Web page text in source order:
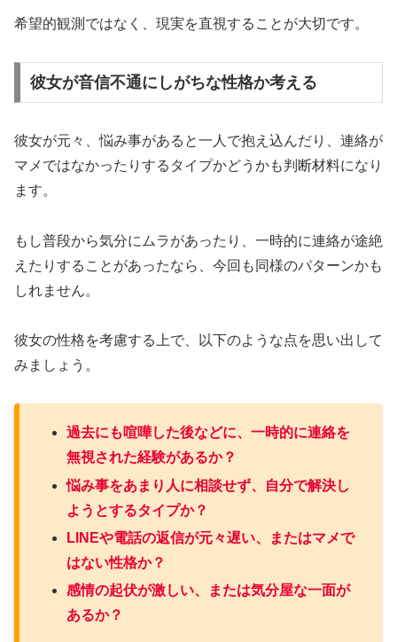
希望的観測ではなく、現実を直視することが大切です。
彼女が音信不通にしがちな性格か考える
彼女が元々、悩み事があると一人で抱え込んだり、連絡が
マメではなかったりするタイプかどうかも判断材料になり
ます。
もし普段から気分にムラがあったり、一時的に連絡が途絶
えたりすることがあったなら、今回も同様のパターンかも
しれません。
彼女の性格を考慮する上で、以下のような点を思い出して
みましょう。
過去にも喧嘩した後などに、一時的に連絡を
無視された経験があるか？
悩み事をあまり人に相談せず、自分で解決し
ようとするタイプか？
LINEや電話の返信が元々遅い、またはマメで
はない性格か？
感情の起伏が激しい、または気分屋な一面が
あるか？